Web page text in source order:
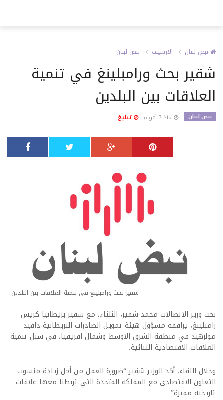
نبض لبنان الارشيف نبض لبنان
شقير بحث ورامبلينغ في تنمية
العلاقات بين البلدين
نبض لبنان منذ 7 أعوام تبليغ
شقير بحث ورامبلينغ في تنمية العلاقات بين البلدين
بحث وزير الاتصالات محمد شقير، الثلثاء، مع سفير بريطانيا كريس
رامبلينغ، يرافقه مسؤول هيئة تمويل الصادرات البريطانية دافيد
مولزهيد في منطقة الشرق الاوسط وشمال افريقيا، في سبل تنمية
العلاقات الاقتصادية الثنائية.
وخلال اللقاء، أكد الوزير شقير “ضرورة العمل من أجل زيادة منسوب
التعاون الاقتصادي مع المملكة المتحدة التي تربطنا معها علاقات
تاريخية مميزة”.